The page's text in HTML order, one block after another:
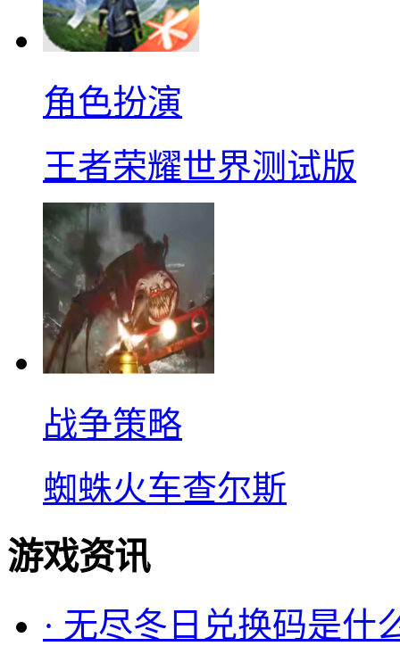
角色扮演
王者荣耀世界测试版
战争策略
蜘蛛火车查尔斯
游戏资讯
· 无尽冬日兑换码是什